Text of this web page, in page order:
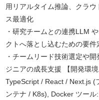
用リアルタイム推論、クラ
ス最適化
・研究チームとの連携LLM
クトへ落とし込むための要件
・チームリード技術選定や
ジニアの成長支援 【開発環
TypeScript / React / Next.js (
ンテナ / K8s), Docker ツー